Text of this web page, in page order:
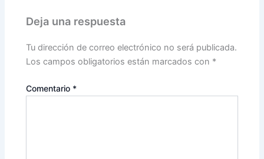
Deja una respuesta
Tu dirección de correo electrónico no será publicada.
Los campos obligatorios están marcados con *
Comentario *